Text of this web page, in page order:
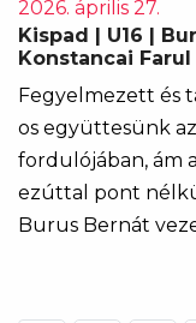
2026. április 27.
Kispad | U16 |
Konstancai Farul
Fegyelmezett és
os együttesünk az
fordulójában, ám
ezúttal pont
Burus Bernát